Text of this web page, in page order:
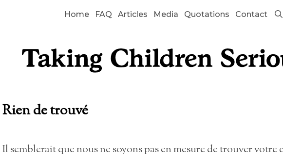
Home FAQ Articles Media Quotations Contact
Rien de trouvé
Il semblerait que nous ne soyons pas en mesure de trouver votre